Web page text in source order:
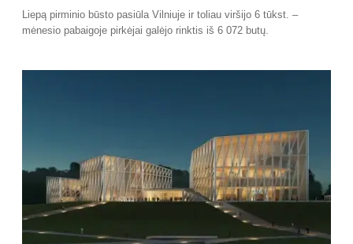
Liepą pirminio būsto pasiūla Vilniuje ir toliau viršijo 6 tūkst. –
mėnesio pabaigoje pirkėjai galėjo rinktis iš 6 072 butų.